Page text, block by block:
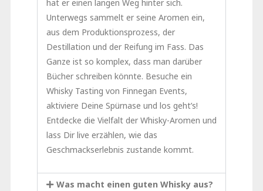
hat er einen langen Weg hinter sich.
Unterwegs sammelt er seine Aromen ein,
aus dem Produktionsprozess, der
Destillation und der Reifung im Fass. Das
Ganze ist so komplex, dass man darüber
Bücher schreiben könnte. Besuche ein
Whisky Tasting von Finnegan Events,
aktiviere Deine Spürnase und los geht’s!
Entdecke die Vielfalt der Whisky-Aromen und
lass Dir live erzählen, wie das
Geschmackserlebnis zustande kommt.
Was macht einen guten Whisky aus?